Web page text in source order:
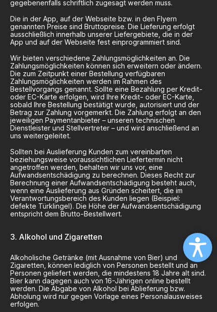
gegebenenfalls schriftlich zugesagt werden muss.
Die in der App, auf der Webseite bzw. in den Flyern
genannten Preise sind Bruttopreise. Die Lieferung erfolgt
ausschließlich innerhalb unserer Liefergebiete, die in der
App und auf der Webseite fest einprogrammiert sind.
Wir bieten verschiedene Zahlungsmöglichkeiten an. Die
Zahlungsmöglichkeiten können sich erweitern oder ändern.
Die zum Zeitpunkt einer Bestellung verfügbaren
Zahlungsmöglichkeiten werden im Rahmen des
Bestellvorgangs genannt. Sollte eine Bezahlung per Kredit-
oder EC-Karte erfolgen, wird Ihre Kredit- oder EC-Karte,
sobald Ihre Bestellung bestätigt wurde, autorisiert und der
Betrag zur Zahlung vorgemerkt. Die Zahlung erfolgt an den
jeweiligen Paymentanbieter – unseren technischen
Dienstleister und Stellvertreter – und wird anschließend an
uns weitergeleitet.
Sollten bei Auslieferung Kunden zum vereinbarten
beziehungsweise voraussichtlichen Liefertermin nicht
angetroffen werden, behalten wir uns vor, eine
Aufwandsentschädigung zu berechnen. Dieses Recht zur
Berechnung einer Aufwandsentschädigung besteht auch,
wenn eine Auslieferung aus Gründen scheitert, die im
Verantwortungsbereich des Kunden liegen (Beispiel:
defekte Türklingel). Die Höhe der Aufwandsentschädigung
entspricht dem Brutto-Bestellwert.
Alkohol und Zigaretten
Alkoholische Getränke (mit Ausnahme von Bier) und
Zigaretten, können lediglich von Personen bestellt und an
Personen geliefert werden, die mindestens 18 Jahre alt sind.
Bier kann dagegen auch von 16-Jährigen online bestellt
werden. Die Abgabe von Alkohol bei Ablieferung bzw.
Abholung wird nur gegen Vorlage eines Personalausweises
erfolgen.